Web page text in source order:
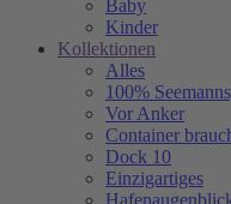
Baby
Kinder
Kollektionen
Alles
100%
Vor Anker
Container
Dock 10
Einzigartiges